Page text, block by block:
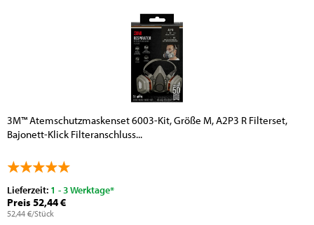
3M™ Atemschutzmaskenset 6003-Kit, Größe M, A2P3 R Filterset,
Bajonett-Klick Filteranschluss...
Lieferzeit: 1 - 3 Werktage*
Preis 52,44 €
52,44 €/Stück